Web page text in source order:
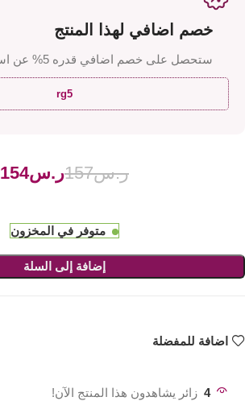
خصم اضافي لهذا المنتج
ستحصل على خصم اضافي قدره 5% عن استخدامك للكود
rg5
ر.س157ر.س154
متوفر في المخزون
إضافة إلى السلة
اضافة للمفضلة
4 زائر يشاهدون هذا المنتج الآن!